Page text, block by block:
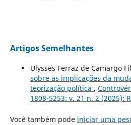
Artigos Semelhantes
Ulysses Ferraz de Camargo
sobre as implicações da
teorização política ,
1808-5253: v. 21 n. 2 (2025):
Você também pode iniciar uma